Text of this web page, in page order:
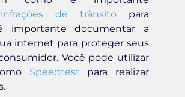
infrações de trânsito para
importante documentar a
internet para proteger seus
Você pode utilizar
Speedtest para realizar